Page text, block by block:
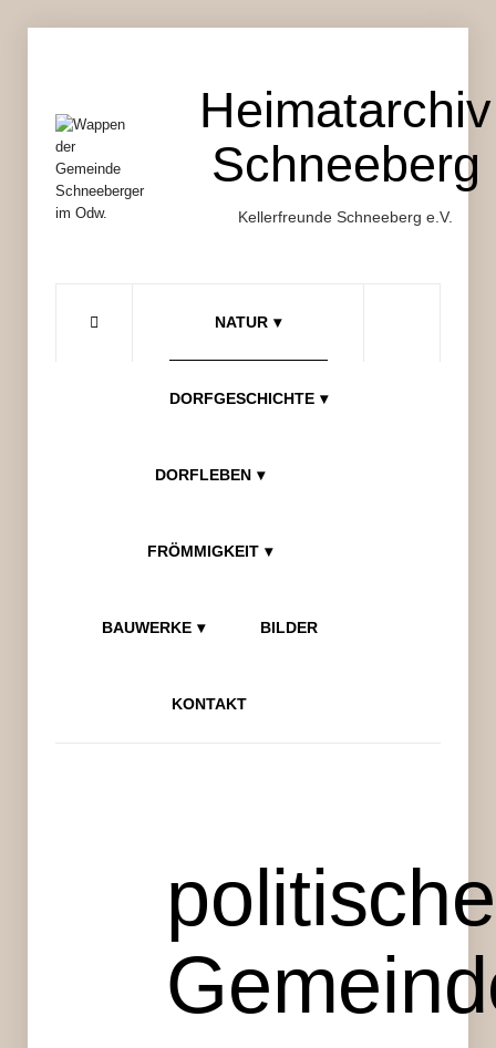
Heimatarchiv
Schneeberg
Kellerfreunde Schneeberg e.V.
NATUR
DORFGESCHICHTE
DORFLEBEN
FRÖMMIGKEIT
BAUWERKE BILDER
KONTAKT
politische